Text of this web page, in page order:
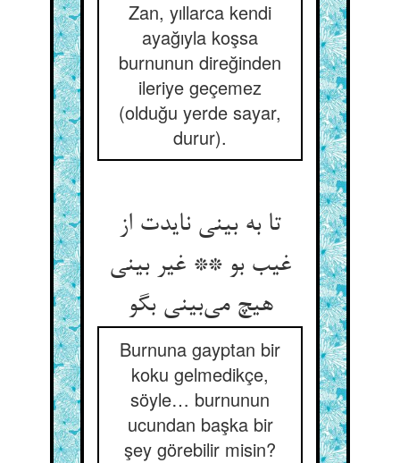
Zan, yıllarca kendi
ayağıyla koşsa
burnunun direğinden
ileriye geçemez
(olduğu yerde sayar,
durur).
تا به بینی نایدت از
غیب بو ** غیر بینی
هیچ می‌‌بینی بگو
Burnuna gayptan bir
koku gelmedikçe,
söyle… burnunun
ucundan başka bir
şey görebilir misin?